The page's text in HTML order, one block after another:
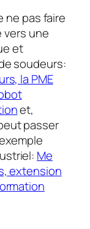
ne pas faire
vers une
et
soudeurs:
la PME
et,
passer
Me
extension